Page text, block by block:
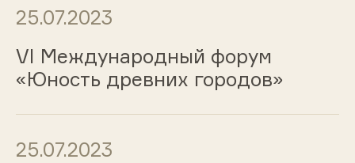
25.07.2023
VI Международный форум
«Юность древних городов»
25.07.2023